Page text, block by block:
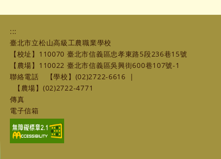
:::
臺北市立松山高級工農職業學校
【校址】110070 臺北市信義區忠孝東路5段236巷15號
【農場】110022 臺北市信義區吳興街600巷107號-1
聯絡電話
【學校】(02)2722-6616
|
【農場】(02)2722-4771
傳真
電子信箱